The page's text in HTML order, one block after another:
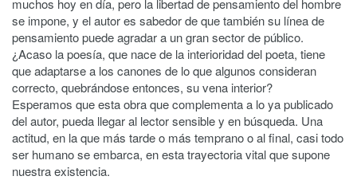
se impone, y el autor es sabedor de que también su línea de
pensamiento puede agradar a un gran sector de público.
¿Acaso la poesía, que nace de la interioridad del poeta, tiene
que adaptarse a los canones de lo que algunos consideran
correcto, quebrándose entonces, su vena interior?
Esperamos que esta obra que complementa a lo ya publicado
del autor, pueda llegar al lector sensible y en búsqueda. Una
actitud, en la que más tarde o más temprano o al final, casi todo
ser humano se embarca, en esta trayectoria vital que supone
nuestra existencia.